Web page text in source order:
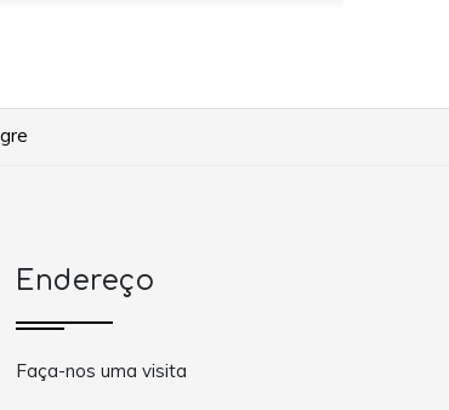
Endereço
Faça-nos uma visita